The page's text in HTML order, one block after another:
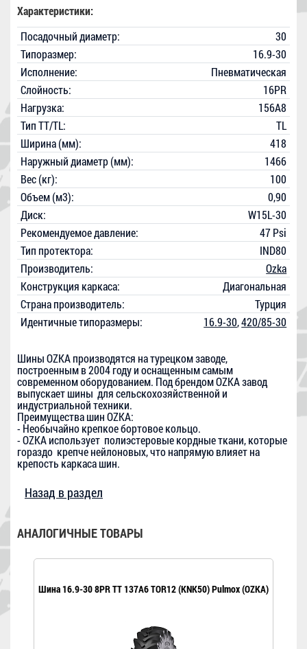
Характеристики:
Посадочный диаметр:
30
Типоразмер:
16.9-30
Исполнение:
Пневматическая
Слойность:
16PR
Нагрузка:
156A8
Тип TT/TL:
TL
Ширина (мм):
418
Наружный диаметр (мм):
1466
Вес (кг):
100
Объем (м3):
0,90
Диск:
W15L-30
Рекомендуемое давление:
47 Psi
Тип протектора:
IND80
Производитель:
Ozka
Конструкция каркаса:
Диагональная
Страна производитель:
Турция
Идентичные типоразмеры:
16.9-30,420/85-30
Шины OZKA производятся на турецком заводе,
построенным в 2004 году и оснащенным самым
современном оборудованием. Под брендом OZKA завод
выпускает шины для сельскохозяйственной и
индустриальной техники.
Преимущества шин OZKA:
- Необычайно крепкое бортовое кольцо.
- OZKA использует полиэстеровые кордные ткани, которые
гораздо крепче нейлоновых, что напрямую влияет на
крепость каркаса шин.
Назад в раздел
АНАЛОГИЧНЫЕ ТОВАРЫ
Шина 16.9-30 8PR TT 137A6 TOR12 (KNK50) Pulmox (OZKA)